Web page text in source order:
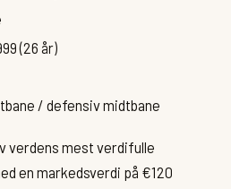
(26 år)
/ defensiv midtbane
verdens mest verdifulle
en markedsverdi på €120